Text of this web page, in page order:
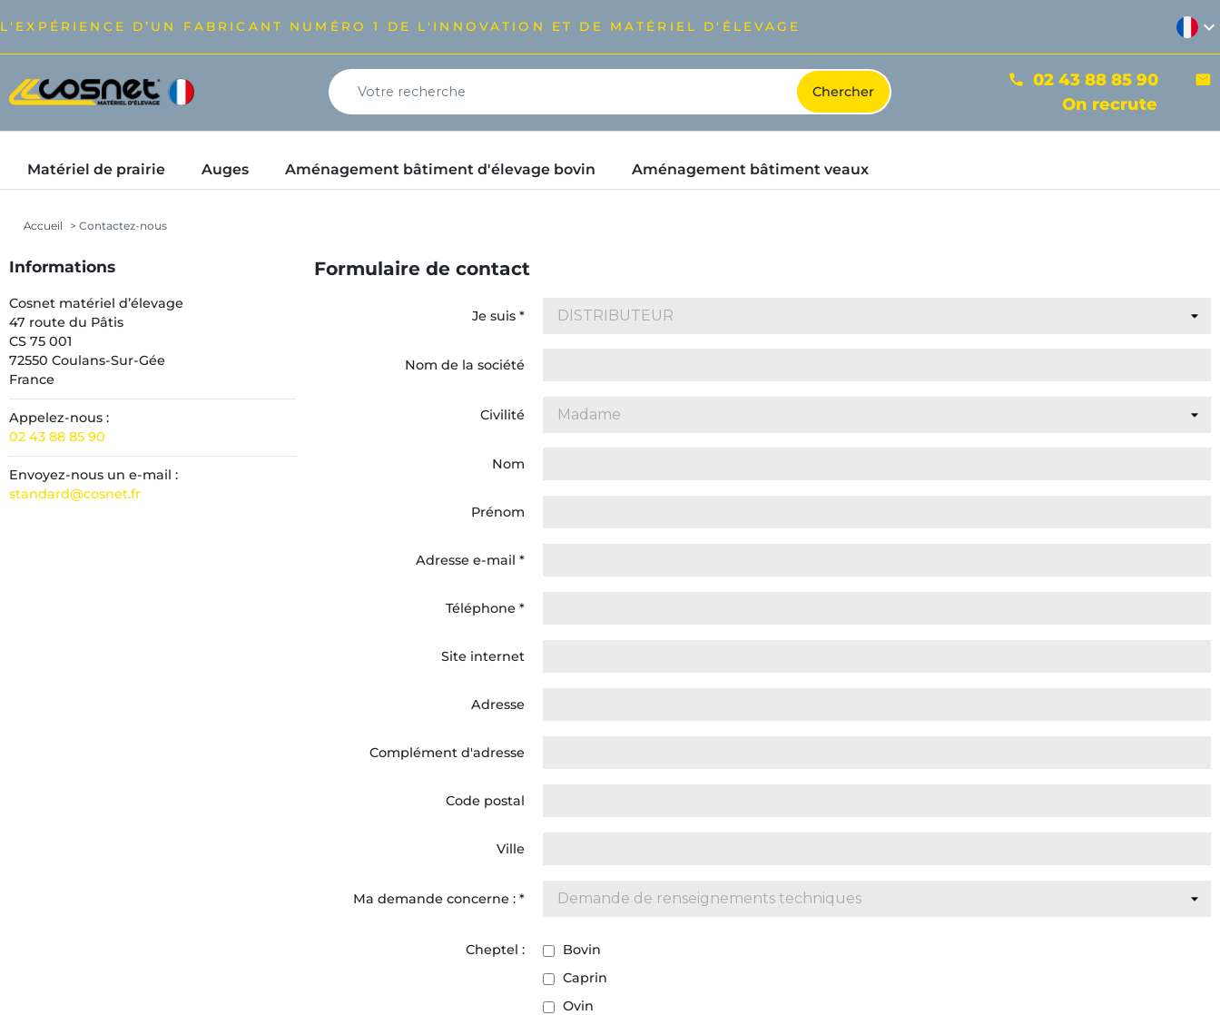
L'EXPÉRIENCE D’UN FABRICANT NUMÉRO 1 DE L'INNOVATION ET DE MATÉRIEL D'ÉLEVAGE expand_more
phone 02 43 88 85 90 mail
On recrute
Matériel de prairie Auges Aménagement bâtiment d'élevage bovin Aménagement bâtiment veaux
Accueil Contactez-nous
Informations
Cosnet matériel d’élevage
47 route du Pâtis
CS 75 001
72550 Coulans-Sur-Gée
France
Appelez-nous :
02 43 88 85 90
Envoyez-nous un e-mail :
standard@cosnet.fr
Formulaire de contact
Je suis *
Nom de la société
Civilité
Nom
Prénom
Adresse e-mail *
Téléphone *
Site internet
Adresse
Complément d'adresse
Code postal
Ville
Ma demande concerne : *
Cheptel :
Bovin
Caprin
Ovin